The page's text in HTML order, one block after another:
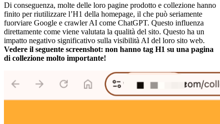
Di conseguenza, molte delle loro pagine prodotto e collezione hanno
finito per riutilizzare l’H1 della homepage, il che può seriamente
fuorviare Google e crawler AI come ChatGPT. Questo influenza
direttamente come viene valutata la qualità del sito. Questo ha un
impatto negativo significativo sulla visibilità AI del loro sito web.
Vedere il seguente screenshot: non hanno tag H1 su una pagina
di collezione molto importante!